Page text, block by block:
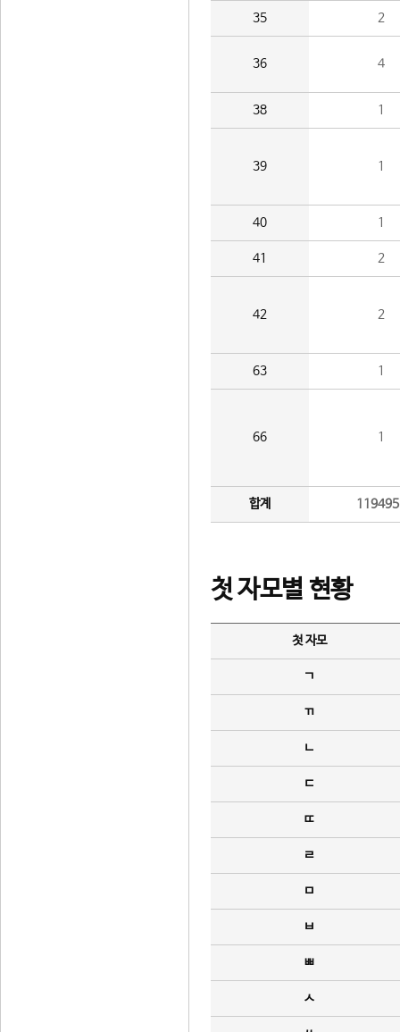
35 2
36 4
38 1
39 1
40 1
41 2
42 2
63 1
66 1
합계
첫 자모별 현황
첫 자모
ㄱ
ㄲ
ㄴ
ㄷ
ㄸ
ㄹ
ㅁ
ㅂ
ㅃ
ㅅ